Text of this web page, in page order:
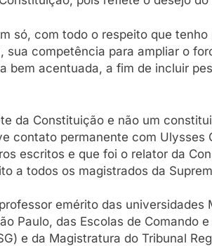
só, com todo o respeito que
sua competência para ampliar o
bem acentuada, a fim de incluir
da Constituição e não um
contato permanente com Ulysses
escritos e que foi o relator da
a todos os magistrados da
emérito das universidades
Paulo, das Escolas de Comando
e da Magistratura do Tribunal